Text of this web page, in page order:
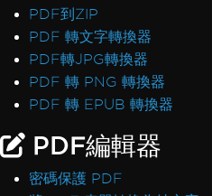
PDF到ZIP
PDF 轉文字轉換器
PDF轉JPG轉換器
PDF 轉 PNG 轉換器
PDF 轉 EPUB 轉換器
PDF編輯器
密碼保護 PDF